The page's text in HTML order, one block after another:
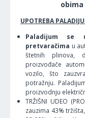
UPOTREBA
Paladijum se
pretvaračima u
štetnih plinova,
proizvođače
vozilo, što
potražnju.
proizvodnju
TRŽIŠNI UDEO
zauzima 43%